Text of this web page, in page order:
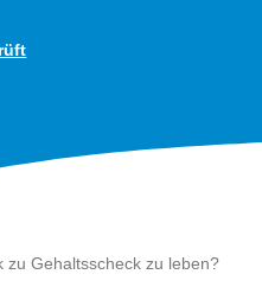
zu Gehaltsscheck zu leben?